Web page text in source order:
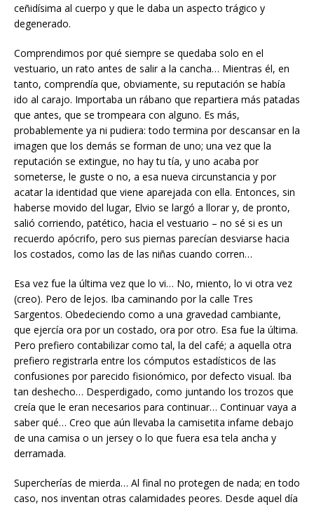
ceñidísima al cuerpo y que le daba un aspecto trágico y
degenerado.
Comprendimos por qué siempre se quedaba solo en el
vestuario, un rato antes de salir a la cancha… Mientras él, en
tanto, comprendía que, obviamente, su reputación se había
ido al carajo. Importaba un rábano que repartiera más patadas
que antes, que se trompeara con alguno. Es más,
probablemente ya ni pudiera: todo termina por descansar en la
imagen que los demás se forman de uno; una vez que la
reputación se extingue, no hay tu tía, y uno acaba por
someterse, le guste o no, a esa nueva circunstancia y por
acatar la identidad que viene aparejada con ella. Entonces, sin
haberse movido del lugar, Elvio se largó a llorar y, de pronto,
salió corriendo, patético, hacia el vestuario – no sé si es un
recuerdo apócrifo, pero sus piernas parecían desviarse hacia
los costados, como las de las niñas cuando corren…
Esa vez fue la última vez que lo vi… No, miento, lo vi otra vez
(creo). Pero de lejos. Iba caminando por la calle Tres
Sargentos. Obedeciendo como a una gravedad cambiante,
que ejercía ora por un costado, ora por otro. Esa fue la última.
Pero prefiero contabilizar como tal, la del café; a aquella otra
prefiero registrarla entre los cómputos estadísticos de las
confusiones por parecido fisionómico, por defecto visual. Iba
tan deshecho… Desperdigado, como juntando los trozos que
creía que le eran necesarios para continuar… Continuar vaya a
saber qué… Creo que aún llevaba la camisetita infame debajo
de una camisa o un jersey o lo que fuera esa tela ancha y
derramada.
Supercherías de mierda… Al final no protegen de nada; en todo
caso, nos inventan otras calamidades peores. Desde aquel día